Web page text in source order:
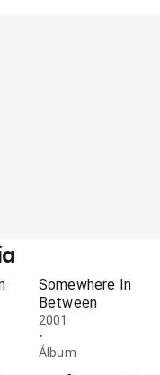
Somewhere In
Between
2001
•
Álbum